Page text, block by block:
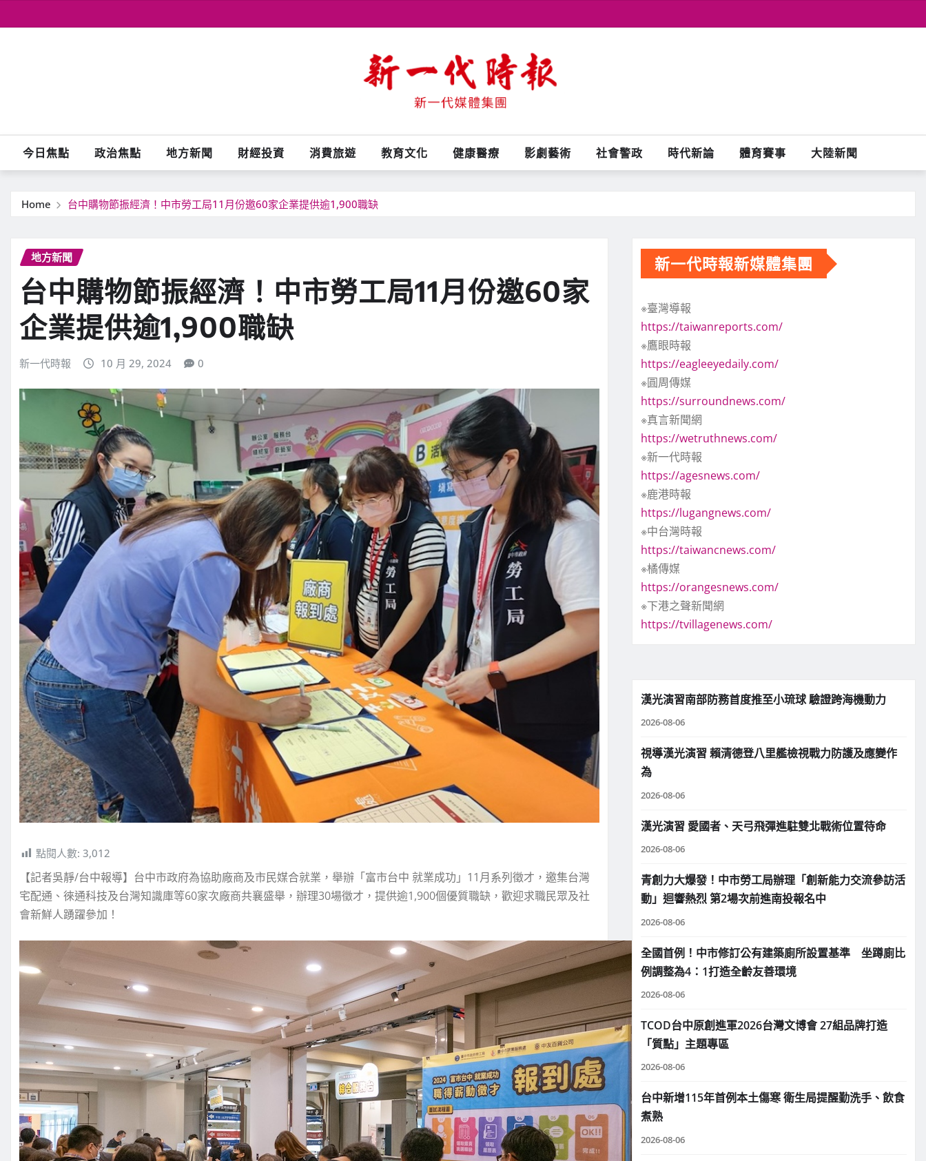
to
今日焦點 政治焦點 地方新聞 財經投資 消費旅遊 教育文化 健康醫療 影劇藝術 社會警政 時代新論 體育賽事 大陸新聞
Home 台中購物節振經濟！中市勞工局11月份邀60家企業提供逾1,900職缺
地方新聞
台中購物節振經濟！中市勞工局11月份邀60家
企業提供逾1,900職缺
新一代時報 10 月 29, 2024 0
點閱人數: 3,012
【記者吳靜/台中報導】台中市政府為協助廠商及市民媒合就業，舉辦「富市台中 就業成功」11月系列徵才，邀集台灣
宅配通、徠通科技及台灣知識庫等60家次廠商共襄盛舉，辦理30場徵才，提供逾1,900個優質職缺，歡迎求職民眾及社
會新鮮人踴躍參加！
新一代時報新媒體集團
※臺灣導報
https://taiwanreports.com/
※鷹眼時報
https://eagleeyedaily.com/
※圓周傳媒
https://surroundnews.com/
※真言新聞網
https://wetruthnews.com/
※新一代時報
https://agesnews.com/
※鹿港時報
https://lugangnews.com/
※中台灣時報
https://taiwancnews.com/
※橘傳媒
https://orangesnews.com/
※下港之聲新聞網
https://tvillagenews.com/
漢光演習南部防務首度推至小琉球 驗證跨海機動力
2026-08-06
視導漢光演習 賴清德登八里艦檢視戰力防護及應變作
為
2026-08-06
漢光演習 愛國者、天弓飛彈進駐雙北戰術位置待命
2026-08-06
青創力大爆發！中市勞工局辦理「創新能力交流參訪活
動」迴響熱烈 第2場次前進南投報名中
2026-08-06
全國首例！中市修訂公有建築廁所設置基準 坐蹲廁比
例調整為4：1打造全齡友善環境
2026-08-06
TCOD台中原創進軍2026台灣文博會 27組品牌打造
「質點」主題專區
2026-08-06
台中新增115年首例本土傷寒 衛生局提醒勤洗手、飲食
煮熟
2026-08-06